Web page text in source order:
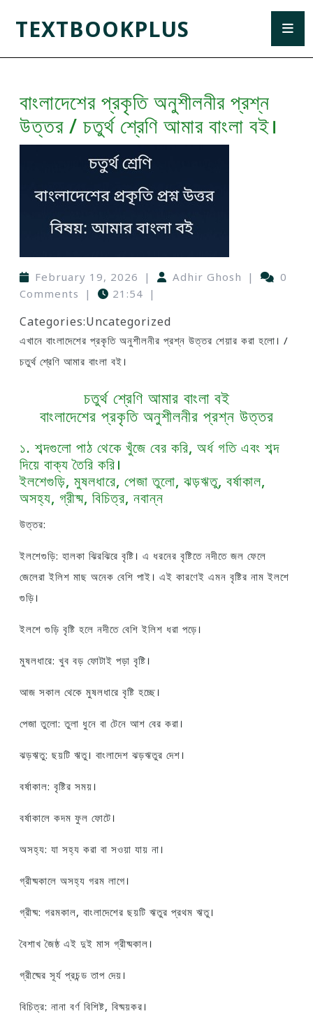
TEXTBOOKPLUS
বাংলাদেশের প্রকৃতি অনুশীলনীর প্রশ্ন
উত্তর / চতুর্থ শ্রেণি আমার বাংলা বই।
February 19, 2026 | Adhir Ghosh |
0
Comments
| 21:54 |
Categories:Uncategorized
এখানে বাংলাদেশের প্রকৃতি অনুশীলনীর প্রশ্ন উত্তর শেয়ার করা হলো। /
চতুর্থ শ্রেণি আমার বাংলা বই।
চতুর্থ শ্রেণি আমার বাংলা বই
বাংলাদেশের প্রকৃতি অনুশীলনীর প্রশ্ন উত্তর
১. শব্দগুলো পাঠ থেকে খুঁজে বের করি, অর্ধ গতি এবং শব্দ
দিয়ে বাক্য তৈরি করি।
ইলশেগুড়ি, মুষলধারে, পেজা তুলো, ঝড়ঋতু, বর্ষাকাল,
অসহ্য, গ্রীষ্ম, বিচিত্র, নবান্ন
উত্তর:
ইলশেগুড়ি: হালকা ঝিরঝিরে বৃষ্টি। এ ধরনের বৃষ্টিতে নদীতে জল ফেলে
জেলেরা ইলিশ মাছ অনেক বেশি পাই। এই কারণেই এমন বৃষ্টির নাম ইলশে
গুড়ি।
ইলশে গুড়ি বৃষ্টি হলে নদীতে বেশি ইলিশ ধরা পড়ে।
মুষলধারে: খুব বড় ফোটাই পড়া বৃষ্টি।
আজ সকাল থেকে মুষলধারে বৃষ্টি হচ্ছে।
পেজা তুলো: তুলা ধুনে বা টেনে আশ বের করা।
ঝড়ঋতু: ছয়টি ঋতু। বাংলাদেশ ঝড়ঋতুর দেশ।
বর্ষাকাল: বৃষ্টির সময়।
বর্ষাকালে কদম ফুল ফোটে।
অসহ্য: যা সহ্য করা বা সওয়া যায় না।
গ্রীষ্মকালে অসহ্য গরম লাগে।
গ্রীষ্ম: গরমকাল, বাংলাদেশের ছয়টি ঋতুর প্রথম ঋতু।
বৈশাখ জৈষ্ঠ এই দুই মাস গ্রীষ্মকাল।
গ্রীষ্মের সূর্য প্রচন্ড তাপ দেয়।
বিচিত্র: নানা বর্ণ বিশিষ্ট, বিষ্ময়কর।